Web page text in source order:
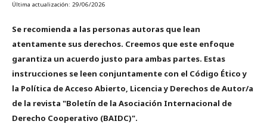
Última actualización: 29/06/2026
Se recomienda a las personas autoras que lean
atentamente sus derechos. Creemos que este enfoque
garantiza un acuerdo justo para ambas partes. Estas
instrucciones se leen conjuntamente con el Código Ético y
la Política de Acceso Abierto, Licencia y Derechos de Autor/a
de la revista "Boletín de la Asociación Internacional de
Derecho Cooperativo (BAIDC)".